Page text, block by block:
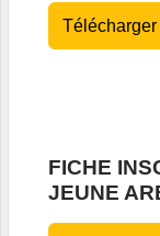
FICHE
JEUNE